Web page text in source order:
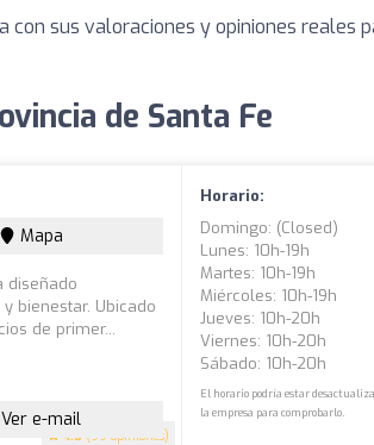
con sus valoraciones y opiniones reales
de Santa Fe
4.8 (99 opiniones)
Mapa
diseñado
bienestar. Ubicado
de primer...
Ver e-mail
Horario:
Domingo: (closed)
Lunes: 10h-19h
Martes: 10h-19h
Miércoles: 10h-19h
Jueves: 10h-20h
Viernes: 10h-20h
Sábado: 10h-20h
El horario podría estar
la empresa para comprobarlo.